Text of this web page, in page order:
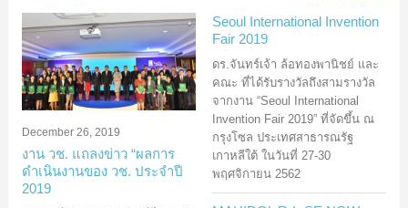
December 26, 2019
งาน วช. แถลงข่าว “ผลการ
ดำเนินงานของ วช. ประจำปี
2019
Seoul International Invention
Fair 2019
ดร.จันทร์เจ้า ล้อทองพานิชย์ และ
คณะ ที่ได้รับรางวัลถึงสามรางวัล
จากงาน “Seoul International
Invention Fair 2019” ที่จัดขึ้น ณ
กรุงโซล ประเทศสาธารณรัฐ
เกาหลีใต้ ในวันที่ 27-30
พฤศจิกายน 2562